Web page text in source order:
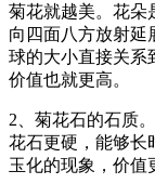
菊花就越美。花朵
向四面八方放射延
球的大小直接关系
价值也就更高。
2、菊花石的石质
花石更硬，能够长
玉化的现象，价值